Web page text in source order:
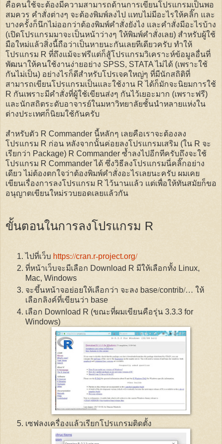
คือคนใช้จะต้องมีความสามารถด้านการเขียนโปรแกรมเป็นพอ
สมควร คำสั่งต่างๆ จะต้องพิมพ์ลงไป แทบไม่มีอะไรให้คลิ๊ก และ
บางครั้งก็นึกไม่ออกว่าต้องพิมพ์คำสั่งยังไง และคำสั่งมีอะไรบ้าง
(เปิดโปรแกรมมาจะเป็นหน้าว่างๆ ให้พิมพ์คำสั่งเลย) สำหรับผู้ใช้
มือใหม่แล้วสิ่งนี้ถือว่าเป็นหายนะกันเลยทีเดียวครับ ทำให้
โปรแกรม R ที่ถึงแม้จะฟรีแต่ก็สู้โปรแกรมวิเคราะห์ข้อมูลอื่นที่
พัฒนาให้คนใช้งานง่ายอย่าง SPSS, STATA ไม่ได้ (เพราะใช้
กันไม่เป็น) อย่างไรก็ดีสำหรับโปรเจคใหญ่ๆ ที่มีนักสถิติที่
สามารถเขียนโปรแกรมเป็นและใช้งาน R ได้ก็มักจะนิยมการใช้
R กันเพราะมีคำสั่งที่ผู้ใช้เขียนส่งๆ กันไว้เยอะมาก (เพราะฟรี)
และนักสถิตระดับอาจารย์ในมหาวิทยาลัยชั้นนำหลายแห่งใน
ต่างประเทศก็นิยมใช้กันครับ
สำหรับตัว R Commander นี้หลักๆ เลยคือเราจะต้องลง
โปรแกรม R ก่อน หลังจากนั้นค่อยลงโปรแกรมเสริม (ใน R จะ
เรียกว่า Package) R Commander ซ้ำลงไปอีกทีครับถึงจะใช้
โปรแกรม R Commander ได้ ซึ่งวิธีลงโปรแกรมนี่คลิ๊กอย่าง
เดียว ไม่ต้องตกใจว่าต้องพิมพ์คำสั่งอะไรเลยนะครับ ผมเคย
เขียนเรื่องการลงโปรแกรม R ไว้นานแล้ว แต่เพื่อให้ทันสมัยก็ขอ
อนุญาตเขียนใหม่รวบยอดเลยแล้วกัน
ขั้นตอนในการลงโปรแกรม R
ไปที่เว็บ https://cran.r-project.org/
ที่หน้าเว็บจะมีเลือก Download R มีให้เลือกทั้ง Linux,
Mac, Windows
จะขึ้นหน้าจอย่อยให้เลือกว่า จะลง base/contrib/… ให้
เลือกลิงค์ที่เขียนว่า base
เลือก Download R (ขณะที่ผมเขียนคือรุ่น 3.3.3 for
Windows)
เซฟลงเครื่องแล้วเรียกโปรแกรมติดตั้ง